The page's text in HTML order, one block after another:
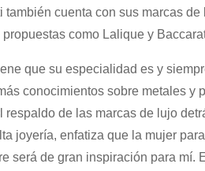
también cuenta con sus marcas
propuestas como Lalique y
que su especialidad es y
conocimientos sobre metales y
respaldo de las marcas de lujo
joyería, enfatiza que la mujer
será de gran inspiración para mí.